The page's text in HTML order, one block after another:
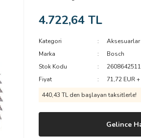
4.722,64 TL
Kategori
Aksesuarlar
Marka
Bosch
Stok Kodu
2608642511
Fiyat
71,72 EUR
440,43 TL den başlayan taksitlerle!
Gelince